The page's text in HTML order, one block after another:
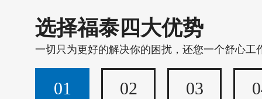
选择福泰四大优势
一切只为更好的解决你的困扰，还您一个舒心工
01 02 03